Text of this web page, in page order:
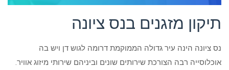
תיקון מזגנים בנס ציונה
נס ציונה הינה עיר גדולה הממוקמת דרומה לגוש דן ויש בה
אוכלוסייה רבה הצורכת שירותים שונים וביניהם שירותי מיזוג אוויר.